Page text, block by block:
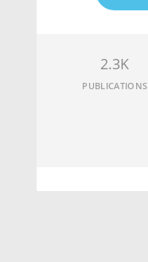
2.3K
PUBLICATIONS